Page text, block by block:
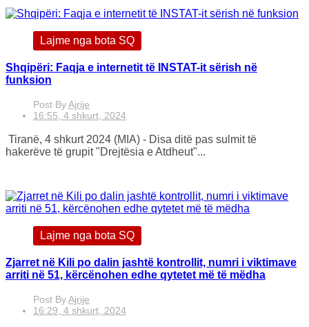
Lajme nga bota SQ
Shqipëri: Faqja e internetit të INSTAT-it sërish në
funksion
Post ByAjrije
16:55, 4 shkurt, 2024
Tiranë, 4 shkurt 2024 (MIA) - Disa ditë pas sulmit të
hakerëve të grupit "Drejtësia e Atdheut"...
Lajme nga bota SQ
Zjarret në Kili po dalin jashtë kontrollit, numri i viktimave
arriti në 51, kërcënohen edhe qytetet më të mëdha
Post ByAjrije
16:29, 4 shkurt, 2024